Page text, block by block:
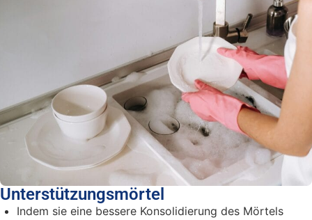
Unterstützungsmörtel
Indem sie eine bessere Konsolidierung des Mörtels